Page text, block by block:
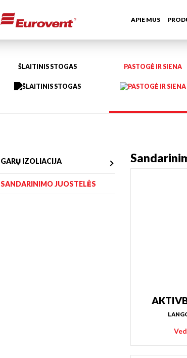
APIE MUS
Produktai Pastogė ir siena
ŠLAITINIS STOGAS PASTOGĖ IR SIENA
GARŲ IZOLIACIJA
SANDARINIMO JUOSTELĖS